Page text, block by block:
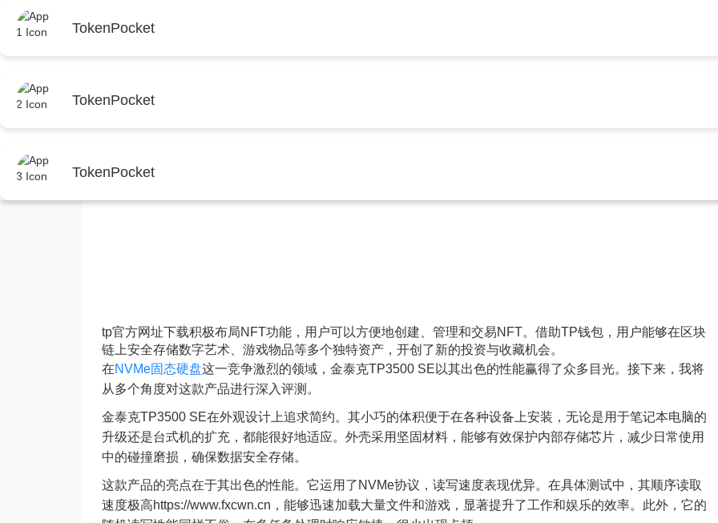
TokenPocket
TokenPocket
TokenPocket
tp最新版本下载
tp官方网址下载积极布局NFT功能，用户可以方便地创建、管理和交易NFT。借助TP钱包，用户能够在区块
链上安全存储数字艺术、游戏物品等多个独特资产，开创了新的投资与收藏机会。
在NVMe固态硬盘这一竞争激烈的领域，金泰克TP3500 SE以其出色的性能赢得了众多目光。接下来，我将
从多个角度对这款产品进行深入评测。
金泰克TP3500 SE在外观设计上追求简约。其小巧的体积便于在各种设备上安装，无论是用于笔记本电脑的
升级还是台式机的扩充，都能很好地适应。外壳采用坚固材料，能够有效保护内部存储芯片，减少日常使用
中的碰撞磨损，确保数据安全存储。
这款产品的亮点在于其出色的性能。它运用了NVMe协议，读写速度表现优异。在具体测试中，其顺序读取
速度极高https://www.fxcwn.cn，能够迅速加载大量文件和游戏，显著提升了工作和娱乐的效率。此外，它的